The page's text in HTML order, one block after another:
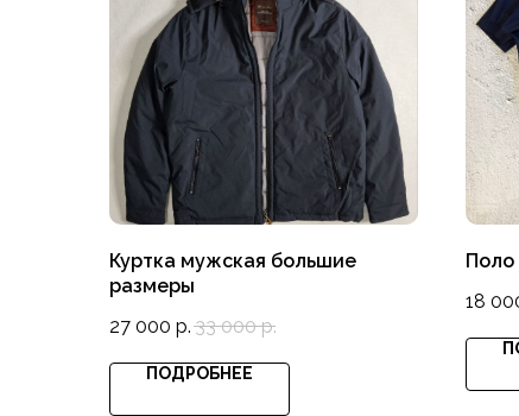
Куртка мужская большие
размеры
27 000 р. 33 000 р.
ПОДРОБНЕЕ
Поло
18